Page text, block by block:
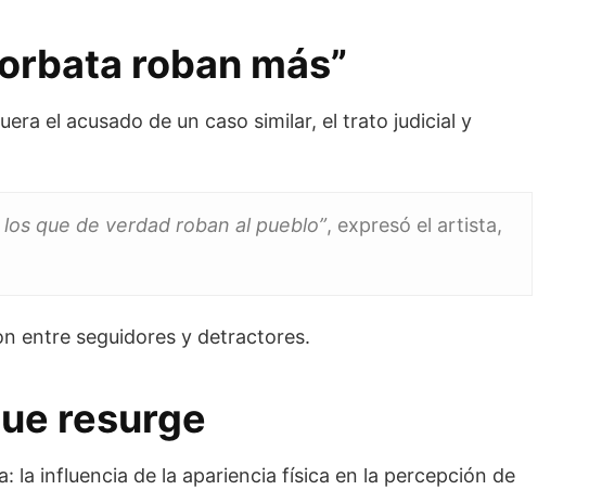
roban más”
el acusado de un caso similar, el trato judicial y
que de verdad roban al pueblo”, expresó el artista,
entre seguidores y detractores.
resurge
la influencia de la apariencia física en la percepción de